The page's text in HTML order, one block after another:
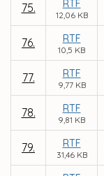
75. RTF
12,06 KB
76. RTF
10,5 KB
77. RTF
9,77 KB
78. RTF
9,81 KB
79. RTF
31,46 KB